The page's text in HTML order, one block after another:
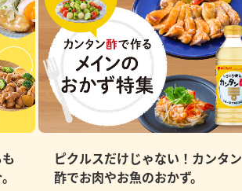
ピクルスだけじゃない！カンタン
酢でお肉やお魚のおかず。